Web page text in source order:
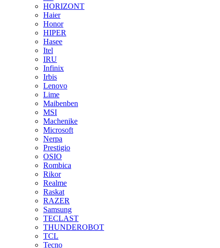
HORIZONT
Haier
Honor
HIPER
Hasee
Itel
IRU
Infinix
Irbis
Lenovo
Lime
Maibenben
MSI
Machenike
Microsoft
Nerpa
Prestigio
OSIO
Rombica
Rikor
Realme
Raskat
RAZER
Samsung
TECLAST
THUNDEROBOT
TCL
Tecno